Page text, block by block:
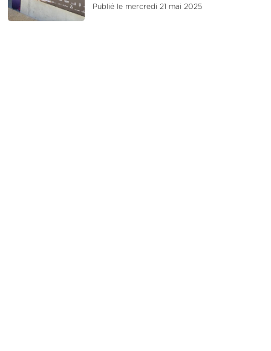
Publié le mercredi 21 mai 2025